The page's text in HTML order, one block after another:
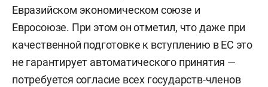
Евразийском экономическом союзе и
Евросоюзе. При этом он отметил, что даже при
качественной подготовке к вступлению в ЕС это
не гарантирует автоматического принятия —
потребуется согласие всех государств-членов